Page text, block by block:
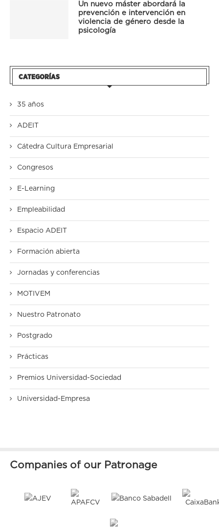
Un nuevo máster abordará la
prevención e intervención en
violencia de género desde la
psicología
CATEGORÍAS
35 años
ADEIT
Cátedra Cultura Empresarial
Congresos
E-Learning
Empleabilidad
Espacio ADEIT
Formación abierta
Jornadas y conferencias
MOTIVEM
Nuestro Patronato
Postgrado
Prácticas
Premios Universidad-Sociedad
Universidad-Empresa
Companies of our Patronage